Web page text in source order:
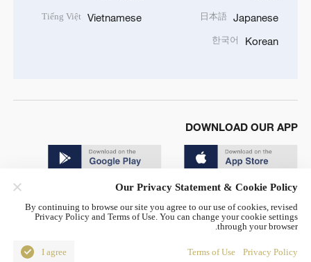
Japanese
日本語
Korean
한국어
Vietnamese
Tiếng Việt
DOWNLOAD OUR APP
© China Radio International.CRI. All Rights Reserved. 16A
Our Privacy Statement & Cookie Policy
By continuing to browse our site you agree to our use of cookies, revised
Privacy Policy and Terms of Use. You can change your cookie settings
through your browser.
Privacy Policy
Terms of Use
I agree